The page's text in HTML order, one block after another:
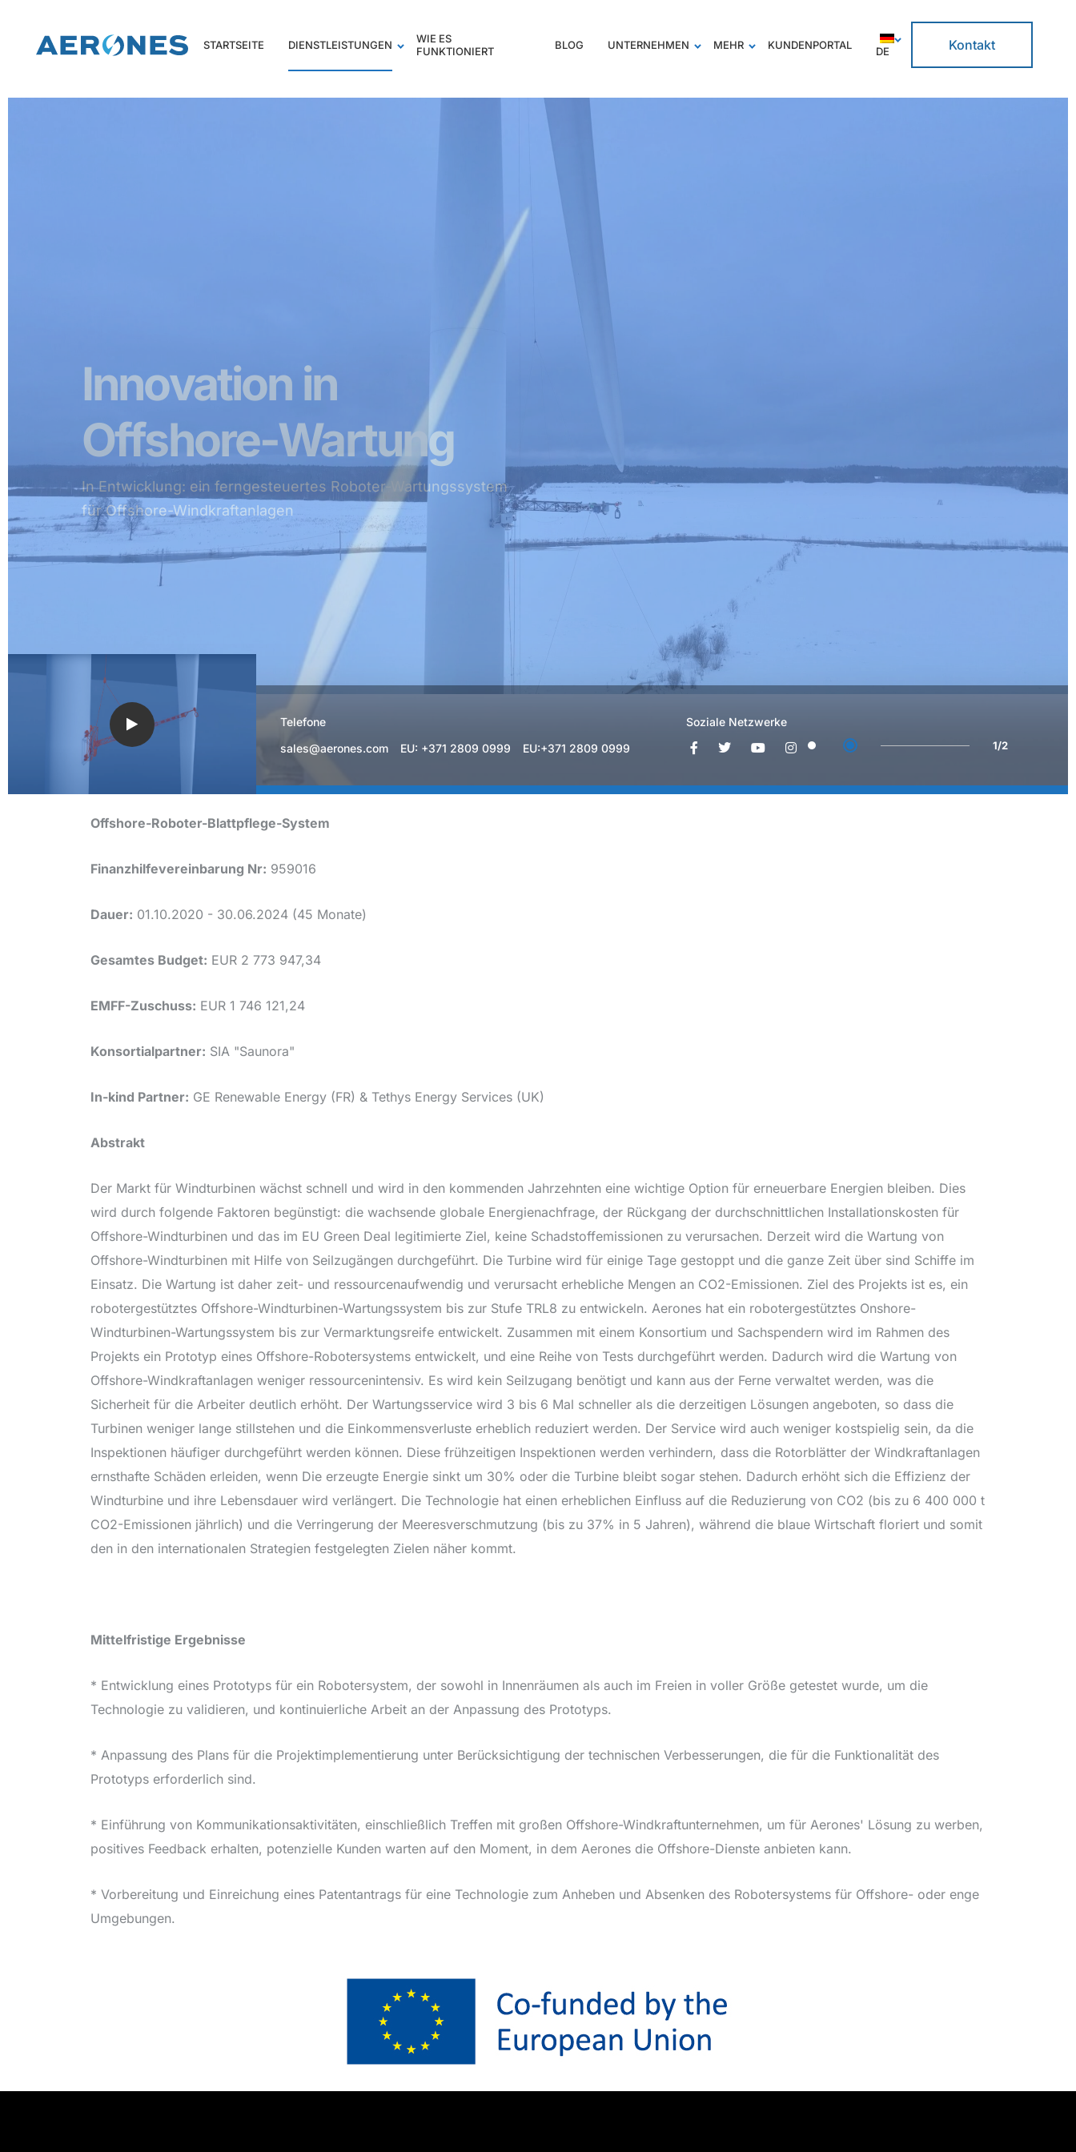
STARTSEITE DIENSTLEISTUNGEN
WIE ES
FUNKTIONIERT
BLOG UNTERNEHMEN MEHR KUNDENPORTAL DE Kontakt
Innovation in
Offshore-Wartung
In Entwicklung: ein ferngesteuertes Roboter-Wartungssystem
für Offshore-Windkraftanlagen
Telefone
sales@aerones.com
EU: +371 2809 0999 EU:+371 2809 0999
Soziale Netzwerke
1/2
Offshore-Roboter-Blattpflege-System
Finanzhilfevereinbarung Nr: 959016
Dauer: 01.10.2020 - 30.06.2024 (45 Monate)
Gesamtes Budget: EUR 2 773 947,34
EMFF-Zuschuss: EUR 1 746 121,24
Konsortialpartner: SIA "Saunora"
In-kind Partner: GE Renewable Energy (FR) & Tethys Energy Services (UK)
Abstrakt
Der Markt für Windturbinen wächst schnell und wird in den kommenden Jahrzehnten eine wichtige Option für erneuerbare Energien bleiben. Dies
wird durch folgende Faktoren begünstigt: die wachsende globale Energienachfrage, der Rückgang der durchschnittlichen Installationskosten für
Offshore-Windturbinen und das im EU Green Deal legitimierte Ziel, keine Schadstoffemissionen zu verursachen. Derzeit wird die Wartung von
Offshore-Windturbinen mit Hilfe von Seilzugängen durchgeführt. Die Turbine wird für einige Tage gestoppt und die ganze Zeit über sind Schiffe im
Einsatz. Die Wartung ist daher zeit- und ressourcenaufwendig und verursacht erhebliche Mengen an CO2-Emissionen. Ziel des Projekts ist es, ein
robotergestütztes Offshore-Windturbinen-Wartungssystem bis zur Stufe TRL8 zu entwickeln. Aerones hat ein robotergestütztes Onshore-
Windturbinen-Wartungssystem bis zur Vermarktungsreife entwickelt. Zusammen mit einem Konsortium und Sachspendern wird im Rahmen des
Projekts ein Prototyp eines Offshore-Robotersystems entwickelt, und eine Reihe von Tests durchgeführt werden. Dadurch wird die Wartung von
Offshore-Windkraftanlagen weniger ressourcenintensiv. Es wird kein Seilzugang benötigt und kann aus der Ferne verwaltet werden, was die
Sicherheit für die Arbeiter deutlich erhöht. Der Wartungsservice wird 3 bis 6 Mal schneller als die derzeitigen Lösungen angeboten, so dass die
Turbinen weniger lange stillstehen und die Einkommensverluste erheblich reduziert werden. Der Service wird auch weniger kostspielig sein, da die
Inspektionen häufiger durchgeführt werden können. Diese frühzeitigen Inspektionen werden verhindern, dass die Rotorblätter der Windkraftanlagen
ernsthafte Schäden erleiden, wenn Die erzeugte Energie sinkt um 30% oder die Turbine bleibt sogar stehen. Dadurch erhöht sich die Effizienz der
Windturbine und ihre Lebensdauer wird verlängert. Die Technologie hat einen erheblichen Einfluss auf die Reduzierung von CO2 (bis zu 6 400 000 t
CO2-Emissionen jährlich) und die Verringerung der Meeresverschmutzung (bis zu 37% in 5 Jahren), während die blaue Wirtschaft floriert und somit
den in den internationalen Strategien festgelegten Zielen näher kommt.
Mittelfristige Ergebnisse
* Entwicklung eines Prototyps für ein Robotersystem, der sowohl in Innenräumen als auch im Freien in voller Größe getestet wurde, um die
Technologie zu validieren, und kontinuierliche Arbeit an der Anpassung des Prototyps.
* Anpassung des Plans für die Projektimplementierung unter Berücksichtigung der technischen Verbesserungen, die für die Funktionalität des
Prototyps erforderlich sind.
* Einführung von Kommunikationsaktivitäten, einschließlich Treffen mit großen Offshore-Windkraftunternehmen, um für Aerones' Lösung zu werben,
positives Feedback erhalten, potenzielle Kunden warten auf den Moment, in dem Aerones die Offshore-Dienste anbieten kann.
* Vorbereitung und Einreichung eines Patentantrags für eine Technologie zum Anheben und Absenken des Robotersystems für Offshore- oder enge
Umgebungen.